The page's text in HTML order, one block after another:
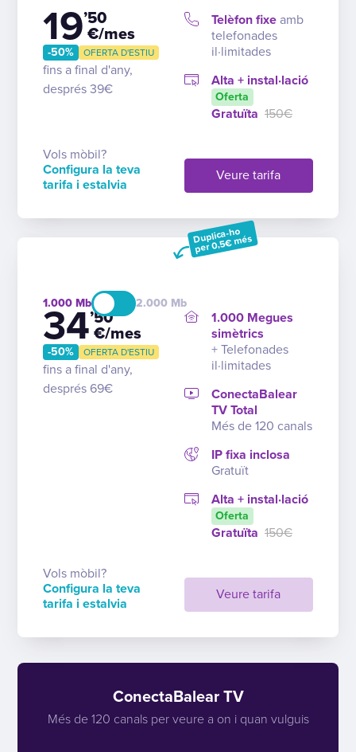
19’50
€/mes
-50% OFERTA D'ESTIU
fins a final d'any,
després 39€
Veure tarifa
Telèfon fixe amb
telefonades
il·limitades
Alta + instal·lació
Oferta
Gratuïta 150€
Vols mòbil?
Configura la teva
tarifa i estalvia
1.000 2.000
Duplica-ho
per 0,5€ més
34’50
€/mes
-50% OFERTA D'ESTIU
fins a final d'any,
després 69€
Veure tarifa
1.000 Megues
simètrics
+ Telefonades
il·limitades
ConectaBalear
TV Total
Més de 120 canals
IP fixa inclosa
Gratuït
Alta + instal·lació
Oferta
Gratuïta 150€
Vols mòbil?
Configura la teva
tarifa i estalvia
ConectaBalear TV
Més de 120 canals per veure a on i quan vulguis